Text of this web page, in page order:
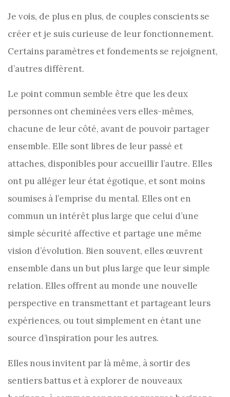
Je vois, de plus en plus, de couples conscients se
créer et je suis curieuse de leur fonctionnement.
Certains paramètres et fondements se rejoignent,
d’autres diffèrent.
Le point commun semble être que les deux
personnes ont cheminées vers elles-mêmes,
chacune de leur côté, avant de pouvoir partager
ensemble. Elle sont libres de leur passé et
attaches, disponibles pour accueillir l’autre. Elles
ont pu alléger leur état égotique, et sont moins
soumises à l’emprise du mental. Elles ont en
commun un intérêt plus large que celui d’une
simple sécurité affective et partage une même
vision d’évolution. Bien souvent, elles œuvrent
ensemble dans un but plus large que leur simple
relation. Elles offrent au monde une nouvelle
perspective en transmettant et partageant leurs
expériences, ou tout simplement en étant une
source d’inspiration pour les autres.
Elles nous invitent par là même, à sortir des
sentiers battus et à explorer de nouveaux